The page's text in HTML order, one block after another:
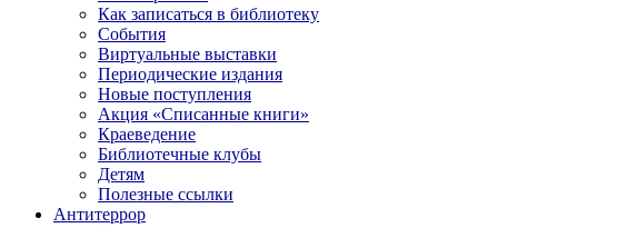
Как записаться в библиотеку
События
Виртуальные выставки
Периодические издания
Новые поступления
Акция «Списанные книги»
Краеведение
Библиотечные клубы
Детям
Полезные ссылки
Антитеррор